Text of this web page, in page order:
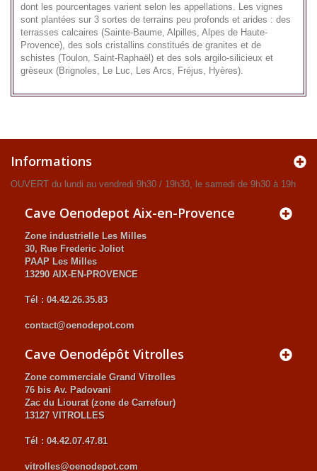
dont les pourcentages varient selon les appellations. Les vignes
sont plantées sur 3 sortes de terrains peu profonds et arides : des
terrasses calcaires (Sainte-Baume, Alpilles, Alpes de Haute-
Provence), des sols cristallins constitués de granites et de
schistes (Toulon, Saint-Raphaël) et des sols argilo-silicieux et
grèseux (Brignoles, Le Luc, Les Arcs, Fréjus, Hyères).
Informations
OUVERT du lundi au vendredi 9h30 / 19h30, le samedi de 9h30 à 19h
Cave Oenodepot Aix-en-Provence
Zone industrielle Les Milles
30, Rue Frederic Joliot
PAAP Les Milles
13290 AIX-EN-PROVENCE
Tél : 04.42.26.35.83
contact@oenodepot.com
Cave Oenodépôt Vitrolles
Zone commerciale Grand Vitrolles
76 bis Av. Padovani
Zac du Liourat (zone de Carrefour)
13127 VITROLLES
Tél : 04.42.07.47.81
vitrolles@oenodepot.com